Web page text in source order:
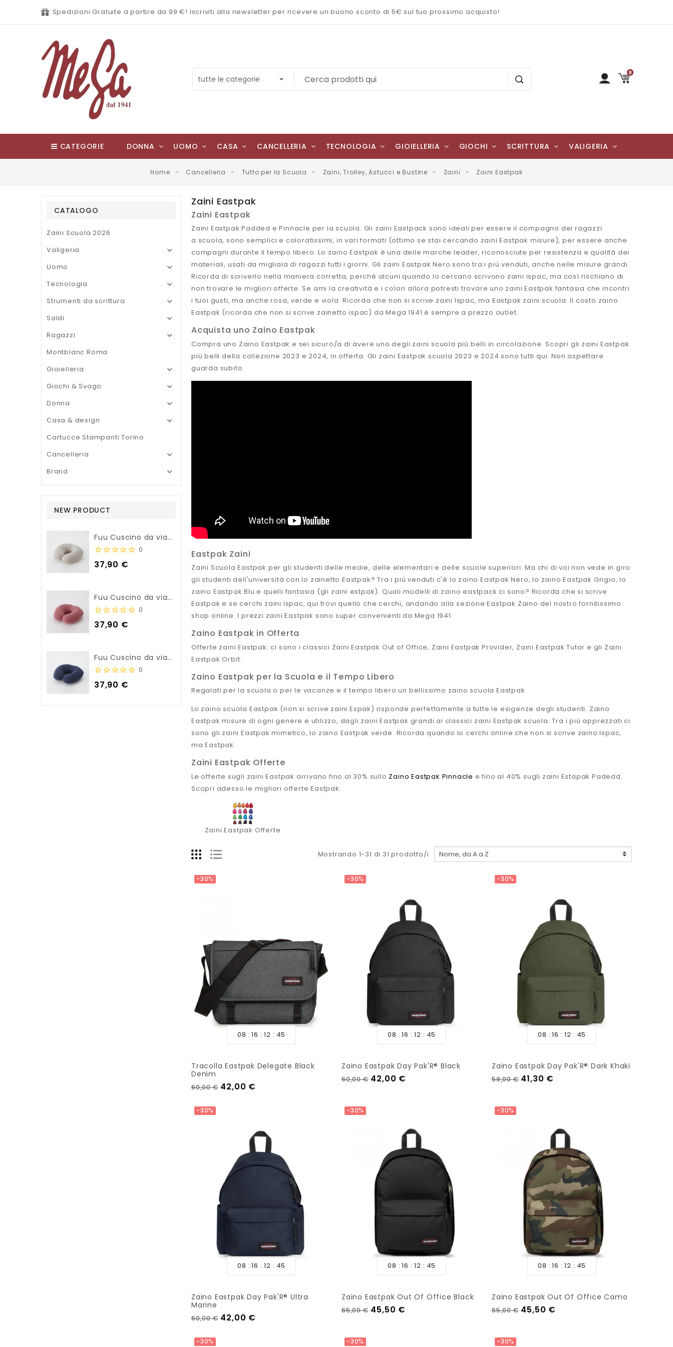
Spedizioni Gratuite a partire da 99 €! Iscriviti alla newsletter per ricevere un buono sconto di 5€ sul tuo prossimo acquisto!
0
CATEGORIE DONNA UOMO CASA CANCELLERIA TECNOLOGIA GIOIELLERIA GIOCHI SCRITTURA VALIGERIA
Home Cancelleria Tutto per la Scuola Zaini, Trolley, Astucci e Bustine Zaini Zaini Eastpak
CATALOGO
Zaini Scuola 2026
Valigeria

Uomo 
Tecnologia 
Strumenti da scrittura 
Saldi 
Ragazzi 
Montblanc Roma
Gioielleria

Giochi & Svago 
Donna 
Casa & design 
Cartucce Stampanti Torino
Cancelleria

Brand 
NEW PRODUCT
Fuu Cuscino da viaggio per il collo - Beige
0
Prezzo
37,90 €
Fuu Cuscino da viaggio per il collo - Rosa
0
Prezzo
37,90 €
Fuu Cuscino da viaggio per il collo - Blu Navy
0
Prezzo
37,90 €
Zaini Eastpak
Zaini Eastpak
Zaini Eastpak Padded e Pinnacle per la scuola. Gli zaini Eastpack sono ideali per essere il compagno dei ragazzi
a scuola, sono semplici e coloratissimi, in vari formati (ottimo se stai cercando zaini Eastpak misure), per essere anche
compagni durante il tempo libero. Lo zaino Eastpak è una delle marche leader, riconosciute per resistenza e qualità dei
materiali, usati da migliaia di ragazzi tutti i giorni. Gli zaini Eastpak Nero sono tra i più venduti, anche nelle misure grandi.
Ricorda di scriverlo nella maniera corretta, perché alcuni quando lo cercano scrivono zaini ispac, ma così rischiano di
non trovare le migliori offerte. Se ami la creatività e i colori allora potresti trovare uno zaini Eastpak fantasia che incontri
i tuoi gusti, ma anche rosa, verde e viola. Ricorda che non si scrive zaini Ispac, ma Eastpak zaini scuola. Il costo zaino
Eastpak (ricorda che non si scrive zainetto ispac) da Mega 1941 è sempre a prezzo outlet.
Acquista uno Zaino Eastpak
Compra uno Zaino Eastpak e sei sicuro/a di avere uno degli zaini scuola più belli in circolazione. Scopri gli zaini Eastpak
più belli della collezione 2023 e 2024, in offerta. Gli zaini Eastpak scuola 2023 e 2024 sono tutti qui. Non aspettare
guarda subito
Eastpak Zaini
Zaini Scuola Eastpak per gli studenti delle medie, delle elementari e delle scuole superiori. Ma chi di voi non vede in giro
gli studenti dell'università con lo zainetto Eastpak? Tra i più venduti c'è lo zaino Eastpak Nero, lo zaino Eastpak Grigio, lo
zaino Eastpak Blu e quelli fantasia (gli zaini estpak). Quali modelli di zaino eastpack ci sono? Ricorda che si scrive
Eastpak e se cerchi zaini Ispac, qui trovi quello che cerchi, andando alla sezione Eastpak Zaino del nostro fornitissimo
shop online. I prezzi zaini Eastpak sono super convenienti da Mega 1941
Zaino Eastpak in Offerta
Offerte zaini Eastpak: ci sono i classici Zaini Eastpak Out of Office, Zaini Eastpak Provider, Zaini Eastpak Tutor e gli Zaini
Eastpak Orbit.
Zaino Eastpak per la Scuola e il Tempo Libero
Regalati per la scuola o per le vacanze e il tempo libero un bellissimo zaino scuola Eastpak
Lo zaino scuola Eastpak (non si scrive zaini Espak) risponde perfettamente a tutte le esigenze degli studenti. Zaino
Eastpak misure di ogni genere e utilizzo, dagli zaini Eastpak grandi ai classici zaini Eastpak scuola. Tra i più apprezzati ci
sono gli zaini Eastpak mimetico, lo zaino Eastpak verde. Ricorda quando lo cerchi online che non si scrive zaino Ispac,
ma Eastpak.
Zaini Eastpak Offerte
Le offerte sugli zaini Eastpak arrivano fino al 30% sullo Zaino Eastpak Pinnacle e fino al 40% sugli zaini Estapak Padedd.
Scopri adesso le migliori offerte Eastpak.
Zaini Eastpak Offerte
Mostrando 1-31 di 31 prodotto/i
-30%
08 16 12 44
Tracolla Eastpak Delegate Black
Denim
Prezzo regolare
60,00 € Prezzo
42,00 €
-30%
08 16 12 44
Zaino Eastpak Day Pak'R® Black
Prezzo regolare
60,00 € Prezzo
42,00 €
-30%
08 16 12 44
Zaino Eastpak Day Pak'R® Dark Khaki
Prezzo regolare
59,00 € Prezzo
41,30 €
-30%
08 16 12 44
Zaino Eastpak Day Pak'R® Ultra
Marine
Prezzo regolare
60,00 € Prezzo
42,00 €
-30%
08 16 12 44
Zaino Eastpak Out Of Office Black
Prezzo regolare
65,00 € Prezzo
45,50 €
-30%
08 16 12 44
Zaino Eastpak Out Of Office Camo
Prezzo regolare
65,00 € Prezzo
45,50 €
-30% -30% -30%